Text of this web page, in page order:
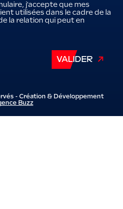
j'accepte que mes
utilisées dans le cadre de la
la relation qui peut en
VALIDER
- Création & Développement
Buzz